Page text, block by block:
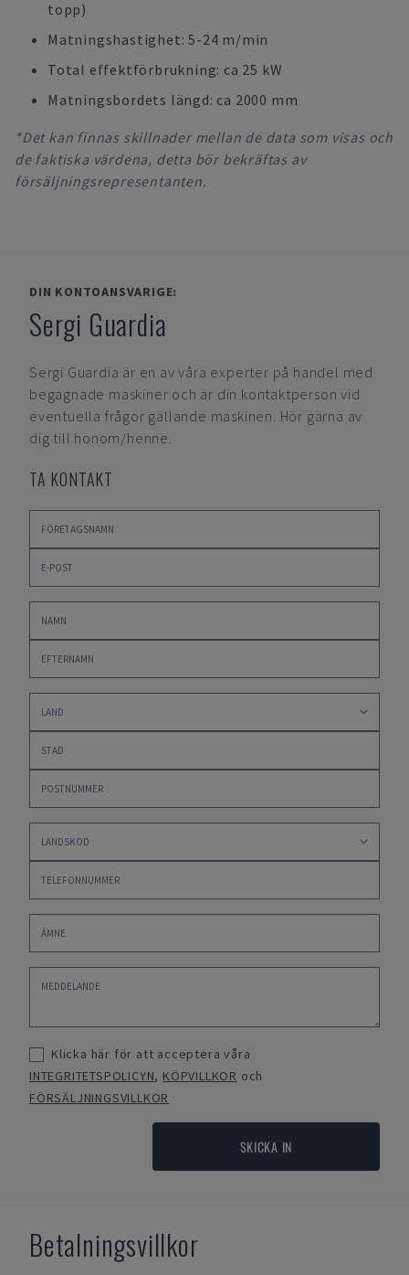
topp)
Matningshastighet: 5-24 m/min
Total effektförbrukning: ca 25 kW
Matningsbordets längd: ca 2000 mm
*Det kan finnas skillnader mellan de data som visas och
de faktiska värdena, detta bör bekräftas av
försäljningsrepresentanten.
DIN KONTOANSVARIGE:
Sergi Guardia
Sergi Guardia är en av våra experter på handel med
begagnade maskiner och är din kontaktperson vid
eventuella frågor gällande maskinen. Hör gärna av
dig till honom/henne.
TA KONTAKT
Klicka här för att acceptera våra
INTEGRITETSPOLICYN, KÖPVILLKOR och
FÖRSÄLJNINGSVILLKOR
SKICKA IN
Betalningsvillkor